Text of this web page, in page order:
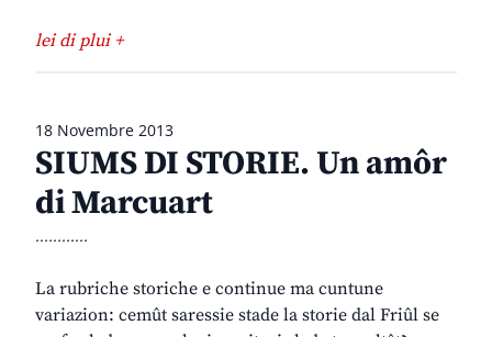
lei di plui +
18 Novembre 2013
SIUMS DI STORIE. Un amôr
di Marcuart
............
La rubriche storiche e continue ma cuntune
variazion: cemût saressie stade la storie dal Friûl se